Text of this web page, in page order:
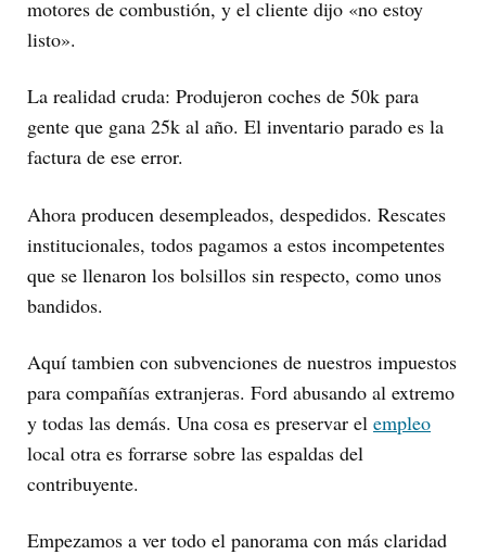
motores de combustión, y el cliente dijo «no estoy
listo».
La realidad cruda: Produjeron coches de 50k para
gente que gana 25k al año. El inventario parado es la
factura de ese error.
Ahora producen desempleados, despedidos. Rescates
institucionales, todos pagamos a estos incompetentes
que se llenaron los bolsillos sin respecto, como unos
bandidos.
Aquí tambien con subvenciones de nuestros impuestos
para compañías extranjeras. Ford abusando al extremo
y todas las demás. Una cosa es preservar el empleo
local otra es forrarse sobre las espaldas del
contribuyente.
Empezamos a ver todo el panorama con más claridad